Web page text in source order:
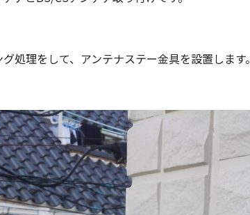
処理をして、アンテナステー金具を設置します。